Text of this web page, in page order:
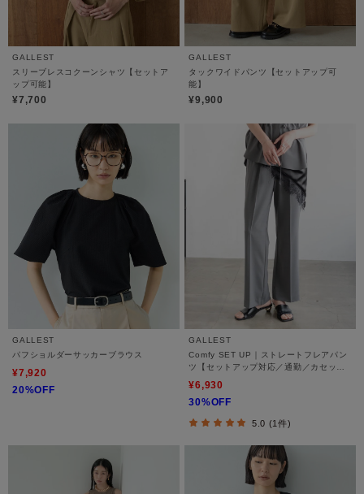
GALLEST
スリーブレスコクーンシャツ【セットア
ップ可能】
¥7,700
GALLEST
タックワイドパンツ【セットアップ可
能】
¥9,900
GALLEST
パフショルダーサッカーブラウス
¥7,920
20%OFF
GALLEST
Comfy SET UP｜ストレートフレアパン
ツ【セットアップ対応／通勤／カセット
¥6,930
30%OFF
5.0 (1件)